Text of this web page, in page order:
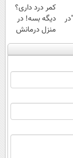
+
کمر درد داری؟
دیگه بسه! در
منزل درمانش
کن
(◀پرسش‌نامه)